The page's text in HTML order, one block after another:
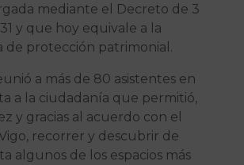
mediante el Decreto de 3
y que hoy equivale a la
de protección patrimonial.
a más de 80 asistentes en
a la ciudadanía que permitió,
y gracias al acuerdo con el
recorrer y descubrir de
algunos de los espacios más